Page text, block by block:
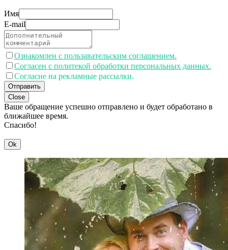
Имя
E-mail
Ознакомлен с пользавательским соглашением.
Согласен с политекой обработки персональных данных.
Согласие на рекламные рассылки.
Отправить
Close
Ваше обращение успешно отправлено и будет обработано в
ближайшее время.
Спасибо!
Ok